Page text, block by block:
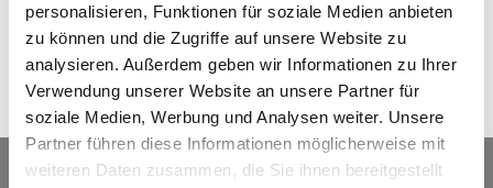
personalisieren, Funktionen für soziale Medien anbieten
zu können und die Zugriffe auf unsere Website zu
analysieren. Außerdem geben wir Informationen zu Ihrer
Verwendung unserer Website an unsere Partner für
soziale Medien, Werbung und Analysen weiter. Unsere
Partner führen diese Informationen möglicherweise mit
weiteren Daten zusammen, die Sie ihnen bereitgestellt
6 (E63)
6 Cabriolet (E64)
7 (E65, E66, E67)
Z4 Roadster (E85)
Kontakt